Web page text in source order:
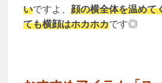
いですよ、 顔の横全体を温めて
ても横顔はホカホカです◎